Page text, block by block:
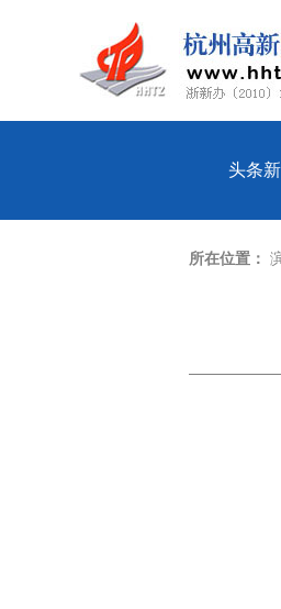
头条
所在位置：